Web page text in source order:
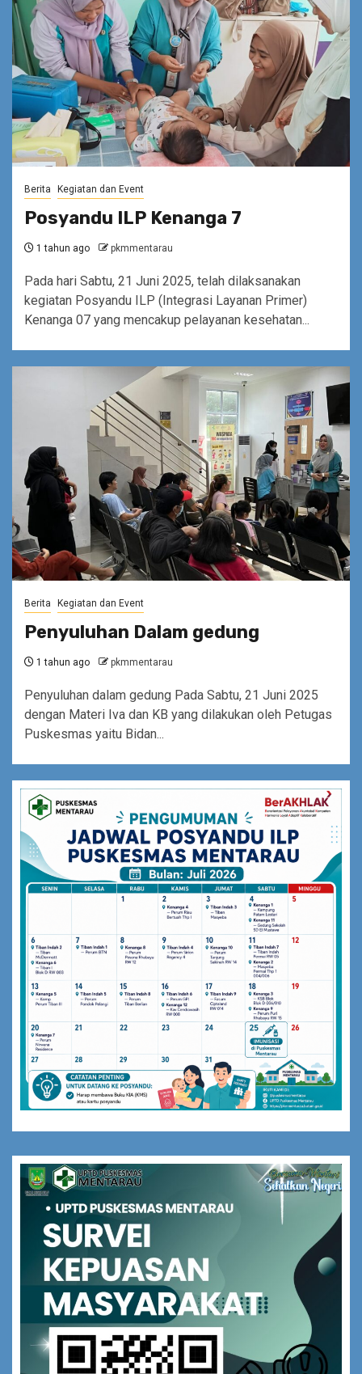
Berita Kegiatan dan Event
Posyandu ILP Kenanga 7
1 tahun ago pkmmentarau
Pada hari Sabtu, 21 Juni 2025, telah dilaksanakan
kegiatan Posyandu ILP (Integrasi Layanan Primer)
Kenanga 07 yang mencakup pelayanan kesehatan...
Berita Kegiatan dan Event
Penyuluhan Dalam gedung
1 tahun ago pkmmentarau
Penyuluhan dalam gedung Pada Sabtu, 21 Juni 2025
dengan Materi Iva dan KB yang dilakukan oleh Petugas
Puskesmas yaitu Bidan...